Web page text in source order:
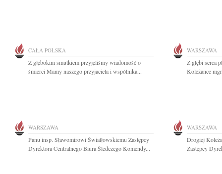
CAŁA POLSKA
Z głębokim smutkiem przyjęliśmy wiadomość o
śmierci Mamy naszego przyjaciela i wspólnika...
WARSZAWA
Z głębi serca
Koleżance
WARSZAWA
Panu insp. Sławomirowi Światłowskiemu Zastępcy
Dyrektora Centralnego Biura Śledczego Komendy...
WARSZAWA
Drogiej
Zastępcy